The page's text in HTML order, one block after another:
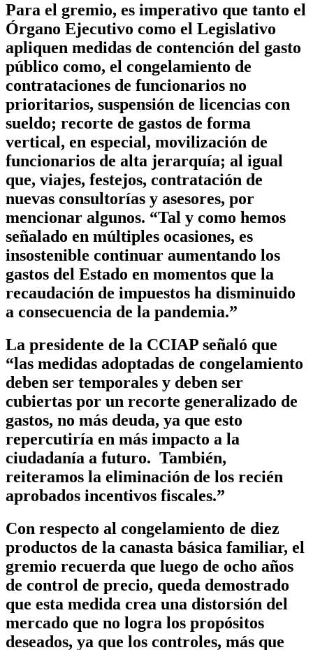
Para el gremio, es imperativo que tanto el
Órgano Ejecutivo como el Legislativo
apliquen medidas de contención del gasto
público como, el congelamiento de
contrataciones de funcionarios no
prioritarios, suspensión de licencias con
sueldo; recorte de gastos de forma
vertical, en especial, movilización de
funcionarios de alta jerarquía; al igual
que, viajes, festejos, contratación de
nuevas consultorías y asesores, por
mencionar algunos. “Tal y como hemos
señalado en múltiples ocasiones, es
insostenible continuar aumentando los
gastos del Estado en momentos que la
recaudación de impuestos ha disminuido
a consecuencia de la pandemia.”
La presidente de la CCIAP señaló que
“las medidas adoptadas de congelamiento
deben ser temporales y deben ser
cubiertas por un recorte generalizado de
gastos, no más deuda, ya que esto
repercutiría en más impacto a la
ciudadanía a futuro. También,
reiteramos la eliminación de los recién
aprobados incentivos fiscales.”
Con respecto al congelamiento de diez
productos de la canasta básica familiar, el
gremio recuerda que luego de ocho años
de control de precio, queda demostrado
que esta medida crea una distorsión del
mercado que no logra los propósitos
deseados, ya que los controles, más que